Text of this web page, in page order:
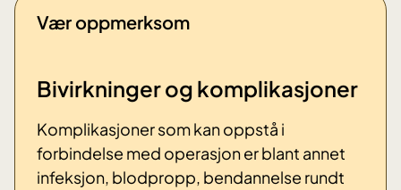
Vær oppmerksom
Bivirkninger og komplikasjoner
Komplikasjoner som kan oppstå i
forbindelse med operasjon er blant annet
infeksjon, blodpropp, bendannelse rundt